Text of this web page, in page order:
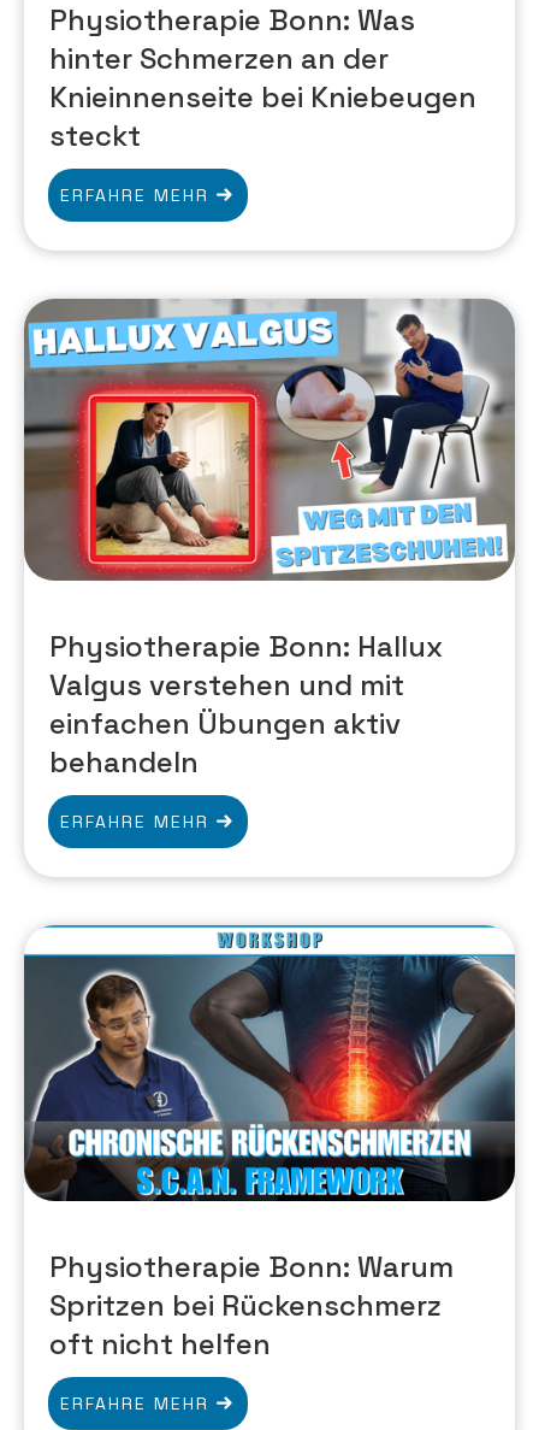
Physiotherapie Bonn: Was
hinter Schmerzen an der
Knieinnenseite bei Kniebeugen
steckt
ERFAHRE MEHR
Physiotherapie Bonn: Hallux
Valgus verstehen und mit
einfachen Übungen aktiv
behandeln
ERFAHRE MEHR
Physiotherapie Bonn: Warum
Spritzen bei Rückenschmerz
oft nicht helfen
ERFAHRE MEHR